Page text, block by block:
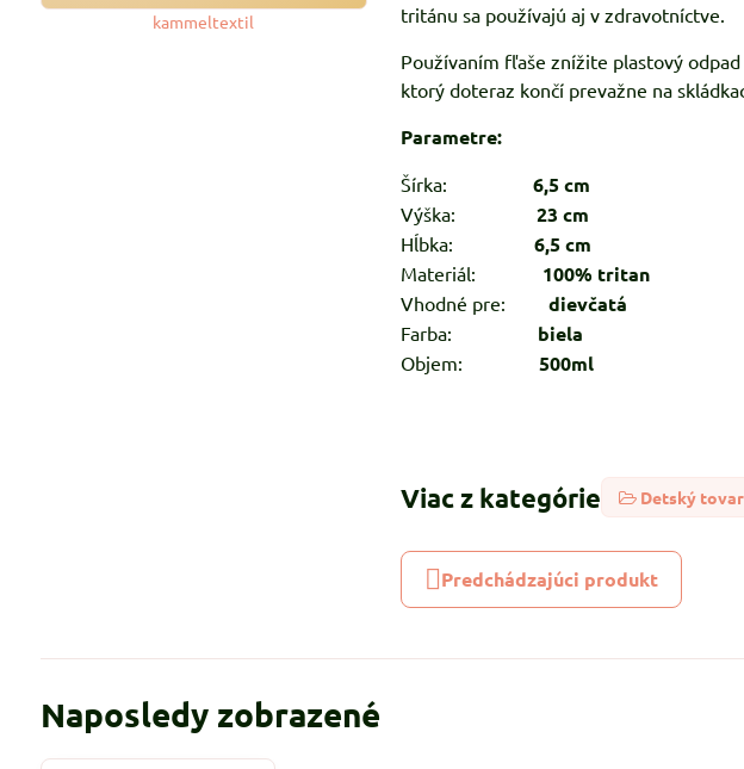
tritánu sa používajú aj v zdravotníctve.
Používaním fľaše znížite plastový
ktorý doteraz končí prevažne na
Parametre:
Šírka: 6,5 cm
Výška: 23 cm
Hĺbka: 6,5 cm
Materiál: 100% tritan
Vhodné pre: dievčatá
Farba: biela
Objem: 500ml
Viac z kategórie Detský tovar
Predchádzajúci produkt
kammeltextil
Naposledy zobrazené